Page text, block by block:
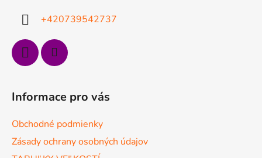
+420739542737
Informace pro vás
Obchodné podmienky
Zásady ochrany osobných údajov